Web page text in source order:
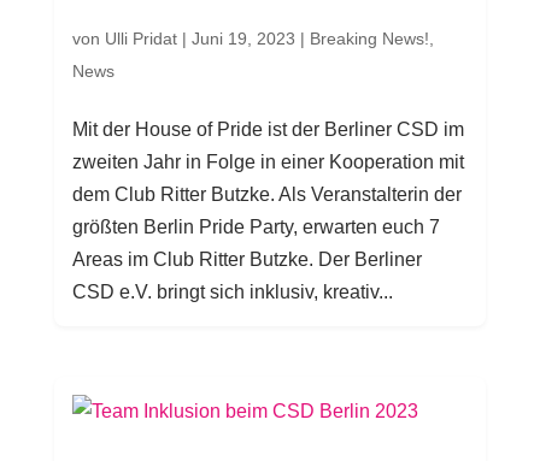
von Ulli Pridat| Juni 19, 2023 | Breaking News!
News
Mit der House of Pride ist der Berliner CSD im
zweiten Jahr in Folge in einer Kooperation mit
dem Club Ritter Butzke. Als Veranstalterin der
größten Berlin Pride Party, erwarten euch 7
Areas im Club Ritter Butzke. Der Berliner
CSD e.V. bringt sich inklusiv, kreativ...